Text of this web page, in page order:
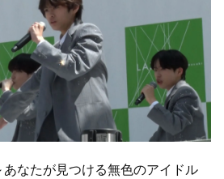
なたが見つける無色のアイドル